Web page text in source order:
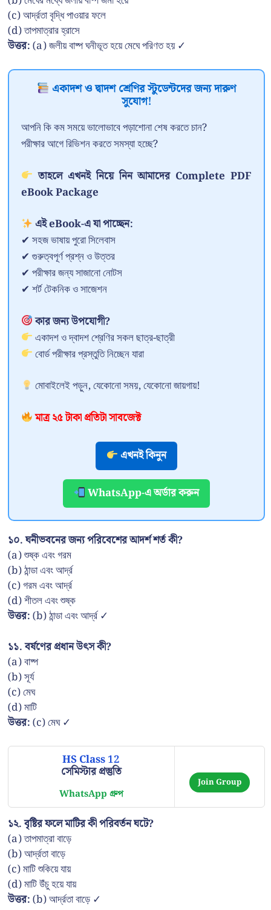
(c) আর্দ্রতা বৃদ্ধি পাওয়ার ফলে
(d) তাপমাত্রার হ্রাসে
উত্তর:(a) জলীয় বাষ্প ঘনীভূত হয়ে মেঘে পরিণত হয় ✓
একাদশ ও দ্বাদশ শ্রেণির স্টুডেন্টদের জন্য দারুণ
সুযোগ!
আপনি কি কম সময়ে ভালোভাবে পড়াশোনা শেষ করতে চান?
পরীক্ষার আগে রিভিশন করতে সমস্যা হচ্ছে?
তাহলে এখনই নিয়ে নিন আমাদের Complete PDF
eBook Package
এই eBook-এ যা পাচ্ছেন:
✔ সহজ ভাষায় পুরো সিলেবাস
✔ গুরুত্বপূর্ণ প্রশ্ন ও উত্তর
✔ পরীক্ষার জন্য সাজানো নোটস
✔ শর্ট টেকনিক ও সাজেশন
কার জন্য উপযোগী?
একাদশ ও দ্বাদশ শ্রেণির সকল ছাত্র-ছাত্রী
বোর্ড পরীক্ষার প্রস্তুতি নিচ্ছেন যারা
মোবাইলেই পড়ুন, যেকোনো সময়, যেকোনো জায়গায়!
মাত্র ২৫ টাকা প্রতিটা সাবজেক্ট
এখনই কিনুন
WhatsApp-এ অর্ডার করুন
১০. ঘনীভবনের জন্য পরিবেশের আদর্শ শর্ত কী?
(a) শুষ্ক এবং গরম
(b) ঠান্ডা এবং আর্দ্র
(c) গরম এবং আর্দ্র
(d) শীতল এবং শুষ্ক
উত্তর:(b) ঠান্ডা এবং আর্দ্র ✓
১১. বর্ষণের প্রধান উৎস কী?
(a) বাষ্প
(b) সূর্য
(c) মেঘ
(d) মাটি
উত্তর:(c) মেঘ ✓
HS Class 12
সেমিস্টার প্রস্তুতি
WhatsApp গ্রুপ
Join Group
১২. বৃষ্টির ফলে মাটির কী পরিবর্তন ঘটে?
(a) তাপমাত্রা বাড়ে
(b) আর্দ্রতা বাড়ে
(c) মাটি শুকিয়ে যায়
(d) মাটি উঁচু হয়ে যায়
উত্তর:(b) আর্দ্রতা বাড়ে ✓